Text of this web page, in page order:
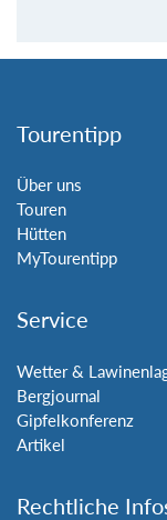
Tourentipp
Über uns
Touren
Hütten
MyTourentipp
Service
Wetter &
Bergjournal
Gipfelkonferenz
Artikel
Rechtliche